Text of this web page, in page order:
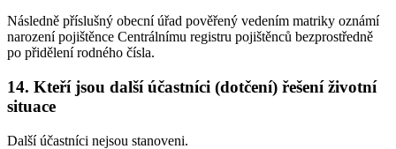
Následně příslušný obecní úřad pověřený vedením matriky oznámí
narození pojištěnce Centrálnímu registru pojištěnců bezprostředně
po přidělení rodného čísla.
14. Kteří jsou další účastníci (dotčení) řešení životní
situace
Další účastníci nejsou stanoveni.